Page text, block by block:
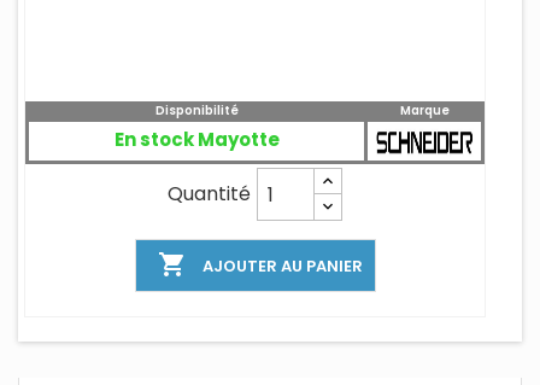
Disponibilité
En stock Mayotte
Marque
Quantité
 AJOUTER AU PANIER